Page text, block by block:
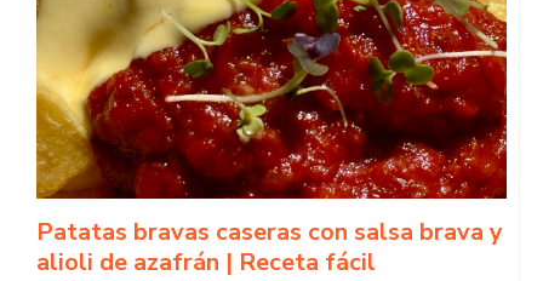
Patatas bravas caseras con salsa brava y
alioli de azafrán | Receta fácil